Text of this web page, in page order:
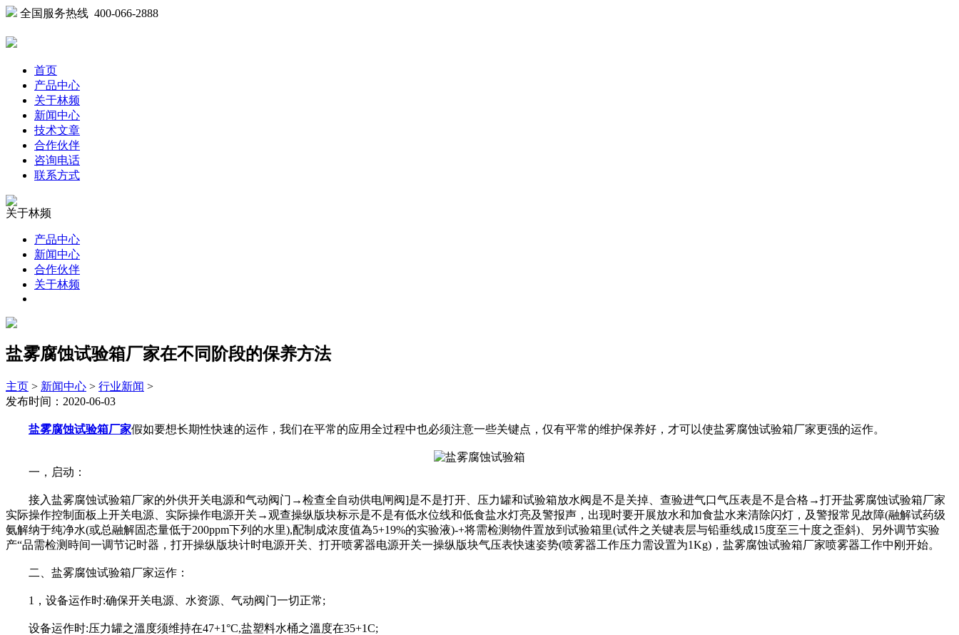
全国服务热线 400-066-2888
首页
产品中心
关于林频
新闻中心
技术文章
合作伙伴
咨询电话
联系方式
关于林频
产品中心
新闻中心
合作伙伴
关于林频
盐雾腐蚀试验箱厂家在不同阶段的保养方法
主页 > 新闻中心 > 行业新闻 >
发布时间：2020-06-03
盐雾腐蚀试验箱厂家假如要想长期性快速的运作，我们在平常的应用全过程中也必须注意一些关键点，仅有平常的维护保养好，才可以使盐雾腐蚀试验箱厂家更强的运作。
一，启动：
接入盐雾腐蚀试验箱厂家的外供开关电源和气动阀门→检查全自动供电闸阀]是不是打开、压力罐和试验箱放水阀是不是关掉、查验进气口气压表是不是合格→打开盐雾腐蚀试验箱厂家
实际操作控制面板上开关电源、实际操作电源开关→观查操纵版块标示是不是有低水位线和低食盐水灯亮及警报声，出现时要开展放水和加食盐水来清除闪灯，及警报常见故障(融解试药级
氨解纳于纯净水(或总融解固态量低于200ppm下列的水里),配制成浓度值為5+19%的实验液)-+将需检测物件置放到试验箱里(试件之关键表层与铅垂线成15度至三十度之歪斜)、另外调节实验
产“品需检测時间一调节记时器，打开操纵版块计时电源开关、打开喷雾器电源开关一操纵版块气压表快速姿势(喷雾器工作压力需设置为1Kg)，盐雾腐蚀试验箱厂家喷雾器工作中刚开始。
二、盐雾腐蚀试验箱厂家运作：
1，设备运作时:确保开关电源、水资源、气动阀门一切正常;
设备运作时:压力罐之溫度须维持在47+1°C,盐塑料水桶之溫度在35+1C;